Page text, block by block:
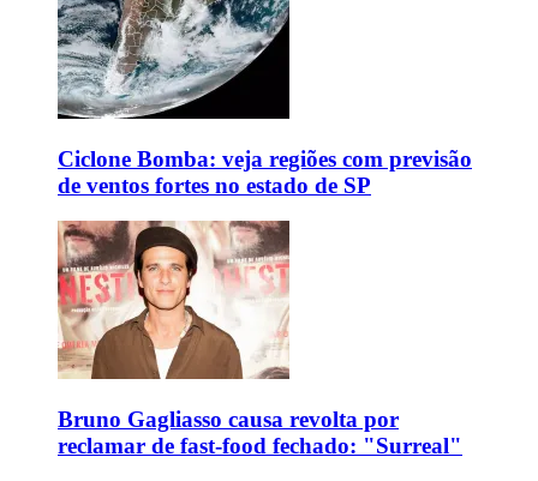
Ciclone Bomba: veja regiões com previsão
de ventos fortes no estado de SP
Bruno Gagliasso causa revolta por
reclamar de fast-food fechado: "Surreal"